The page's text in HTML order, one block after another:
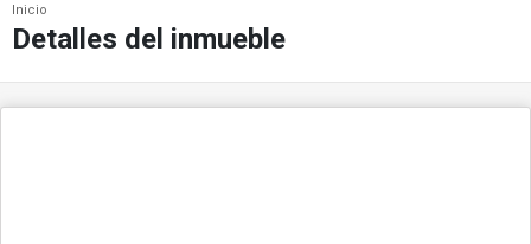
Inicio
Detalles del inmueble